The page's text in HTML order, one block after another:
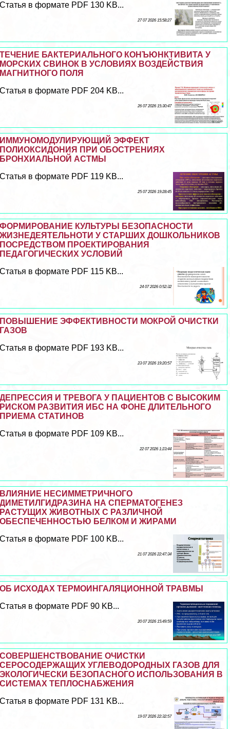
Статья в формате PDF 130 KB...
27 07 2026 15:58:27
ТЕЧЕНИЕ БАКТЕРИАЛЬНОГО КОНЪЮНКТИВИТА У
МОРСКИХ СВИНОК В УСЛОВИЯХ ВОЗДЕЙСТВИЯ
МАГНИТНОГО ПОЛЯ
Статья в формате PDF 204 KB...
26 07 2026 15:30:47
ИММУНОМОДУЛИРУЮЩИЙ ЭФФЕКТ
ПОЛИОКСИДОНИЯ ПРИ ОБОСТРЕНИЯХ
БРОНХИАЛЬНОЙ АСТМЫ
Статья в формате PDF 119 KB...
25 07 2026 19:28:45
ФОРМИРОВАНИЕ КУЛЬТУРЫ БЕЗОПАСНОСТИ
ЖИЗНЕДЕЯТЕЛЬНОТИ У СТАРШИХ ДОШКОЛЬНИКОВ
ПОСРЕДСТВОМ ПРОЕКТИРОВАНИЯ
ПЕДАГОГИЧЕСКИХ УСЛОВИЙ
Статья в формате PDF 115 KB...
24 07 2026 0:52:32
ПОВЫШЕНИЕ ЭФФЕКТИВНОСТИ МОКРОЙ ОЧИСТКИ
ГАЗОВ
Статья в формате PDF 193 KB...
23 07 2026 19:20:57
ДЕПРЕССИЯ И ТРЕВОГА У ПАЦИЕНТОВ С ВЫСОКИМ
РИСКОМ РАЗВИТИЯ ИБС НА ФОНЕ ДЛИТЕЛЬНОГО
ПРИЕМА СТАТИНОВ
Статья в формате PDF 109 KB...
22 07 2026 1:23:44
ВЛИЯНИЕ НЕСИММЕТРИЧНОГО
ДИМЕТИЛГИДРАЗИНА НА СПЕРМАТОГЕНЕЗ
РАСТУЩИХ ЖИВОТНЫХ С РАЗЛИЧНОЙ
ОБЕСПЕЧЕННОСТЬЮ БЕЛКОМ И ЖИРАМИ
Статья в формате PDF 100 KB...
21 07 2026 22:47:34
ОБ ИСХОДАХ ТЕРМОИНГАЛЯЦИОННОЙ ТРАВМЫ
Статья в формате PDF 90 KB...
20 07 2026 15:49:59
СОВЕРШЕНСТВОВАНИЕ ОЧИСТКИ
СЕРОСОДЕРЖАЩИХ УГЛЕВОДОРОДНЫХ ГАЗОВ ДЛЯ
ЭКОЛОГИЧЕСКИ БЕЗОПАСНОГО ИСПОЛЬЗОВАНИЯ В
СИСТЕМАХ ТЕПЛОСНАБЖЕНИЯ
Статья в формате PDF 131 KB...
19 07 2026 22:32:57